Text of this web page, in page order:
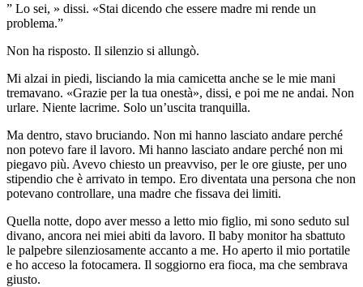
” Lo sei, » dissi. «Stai dicendo che essere madre mi rende un
problema.”
Non ha risposto. Il silenzio si allungò.
Mi alzai in piedi, lisciando la mia camicetta anche se le mie mani
tremavano. «Grazie per la tua onestà», dissi, e poi me ne andai. Non
urlare. Niente lacrime. Solo un’uscita tranquilla.
Ma dentro, stavo bruciando. Non mi hanno lasciato andare perché
non potevo fare il lavoro. Mi hanno lasciato andare perché non mi
piegavo più. Avevo chiesto un preavviso, per le ore giuste, per uno
stipendio che è arrivato in tempo. Ero diventata una persona che non
potevano controllare, una madre che fissava dei limiti.
Quella notte, dopo aver messo a letto mio figlio, mi sono seduto sul
divano, ancora nei miei abiti da lavoro. Il baby monitor ha sbattuto
le palpebre silenziosamente accanto a me. Ho aperto il mio portatile
e ho acceso la fotocamera. Il soggiorno era fioca, ma che sembrava
giusto.